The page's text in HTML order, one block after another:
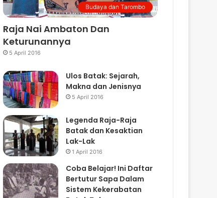
Budaya dan Tarombo
Raja Nai Ambaton Dan
Keturunannya
5 April 2016
Ulos Batak: Sejarah,
Makna dan Jenisnya
5 April 2016
Legenda Raja-Raja
Batak dan Kesaktian
Lak-Lak
1 April 2016
Coba Belajar! Ini Daftar
Bertutur Sapa Dalam
Sistem Kekerabatan